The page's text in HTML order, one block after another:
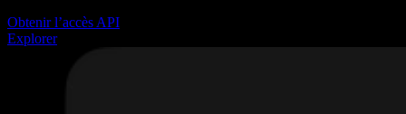
Obtenir l’accès API
Explorer